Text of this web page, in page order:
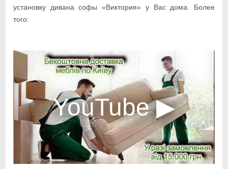
установку дивана софы «Виктория» у Вас дома. Более
того: